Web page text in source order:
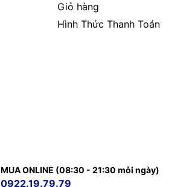
Giỏ hàng
Hình Thức Thanh Toán
MUA ONLINE (08:30 - 21:30 mỗi ngày)
0922.19.79.79